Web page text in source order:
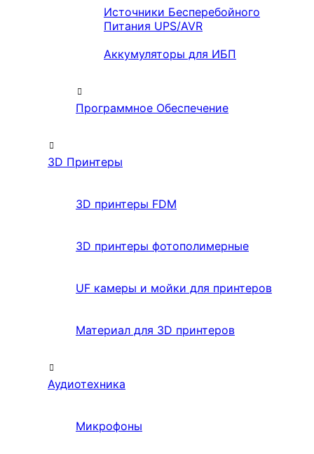
Источники Бесперебойного
Питания UPS/AVR
Аккумуляторы для ИБП
Программное Обеспечение
3D Принтеры
3D принтеры FDM
3D принтеры фотополимерные
UF камеры и мойки для принтеров
Материал для 3D принтеров
Аудиотехника
Микрофоны